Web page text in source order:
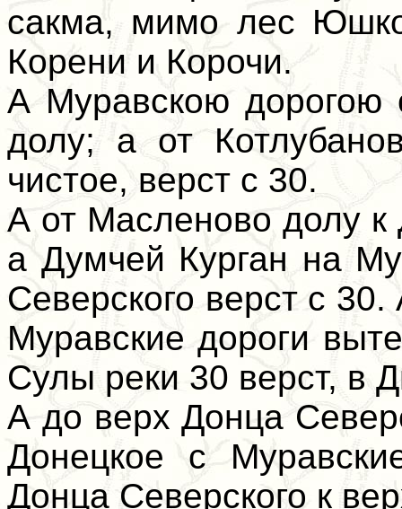
сакма, мимо лес
Корени и Корочи.
А Муравскою дорогою
долу; а от
чистое, верст с 30.
А от Масленово долу к
а Думчей Курган на
Северского верст с
Муравские дороги
Сулы реки 30 верст, в
А до верх Донца
Донецкое с
Донца Северского к